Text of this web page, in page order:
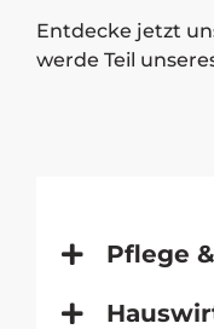
Entdecke jetzt
werde Teil
Pflege